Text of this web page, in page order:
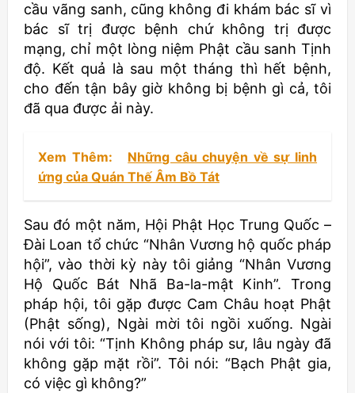
cầu vãng sanh, cũng không đi khám bác sĩ vì
bác sĩ trị được bệnh chứ không trị được
mạng, chỉ một lòng niệm Phật cầu sanh Tịnh
độ. Kết quả là sau một tháng thì hết bệnh,
cho đến tận bây giờ không bị bệnh gì cả, tôi
đã qua được ải này.
Xem Thêm:
Những câu chuyện về sự linh
ứng của Quán Thế Âm Bồ Tát
Sau đó một năm, Hội Phật Học Trung Quốc –
Đài Loan tổ chức “Nhân Vương hộ quốc pháp
hội”, vào thời kỳ này tôi giảng “Nhân Vương
Hộ Quốc Bát Nhã Ba-la-mật Kinh”. Trong
pháp hội, tôi gặp được Cam Châu hoạt Phật
(Phật sống), Ngài mời tôi ngồi xuống. Ngài
nói với tôi: “Tịnh Không pháp sư, lâu ngày đã
không gặp mặt rồi”. Tôi nói: “Bạch Phật gia,
có việc gì không?”